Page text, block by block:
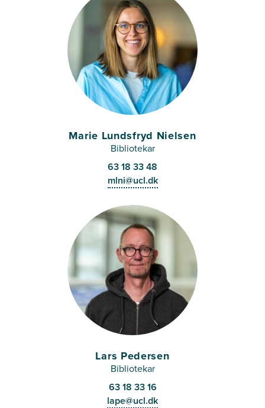
Marie Lundsfryd Nielsen
Bibliotekar
63 18 33 48
mlni@ucl.dk
Lars Pedersen
Bibliotekar
63 18 33 16
lape@ucl.dk